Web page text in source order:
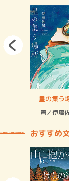
星の集う
著／伊藤
おすすめ